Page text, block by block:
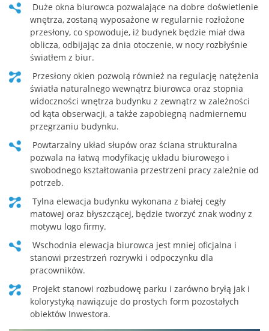
Duże okna biurowca pozwalające na dobre doświetlenie
wnętrza, zostaną wyposażone w regularnie rozłożone
przesłony, co spowoduje, iż budynek będzie miał dwa
oblicza, odbijając za dnia otoczenie, w nocy rozbłyśnie
światłem z biur.
Przesłony okien pozwolą również na regulację natężenia
światła naturalnego wewnątrz biurowca oraz stopnia
widoczności wnętrza budynku z zewnątrz w zależności
od kąta obserwacji, a także zapobiegną nadmiernemu
przegrzaniu budynku.
Powtarzalny układ słupów oraz ściana strukturalna
pozwala na łatwą modyfikację układu biurowego i
swobodnego kształtowania przestrzeni pracy zależnie od
potrzeb.
Tylna elewacja budynku wykonana z białej cegły
matowej oraz błyszczącej, będzie tworzyć znak wodny z
motywu logo firmy.
Wschodnia elewacja biurowca jest mniej oficjalna i
stanowi przestrzeń rozrywki i odpoczynku dla
pracowników.
projekt stanowi rozbudowę parku i zarówno bryłą jak i
kolorystyką nawiązuje do prostych form pozostałych
obiektów Inwestora.